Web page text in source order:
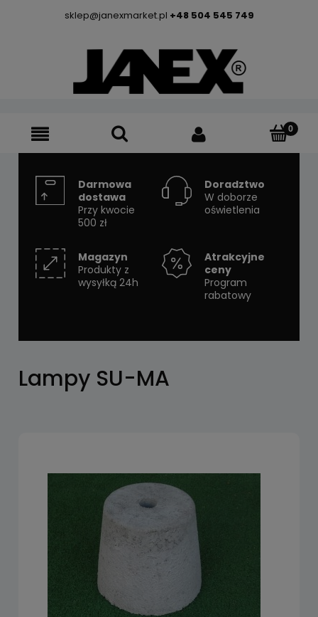
sklep@janexmarket.pl +48 504 545 749
Darmowa
dostawa
Przy kwocie
500 zł
Doradztwo
W doborze
oświetlenia
Magazyn
Produkty z
wysyłką 24h
Atrakcyjne
ceny
Program
rabatowy
Lampy SU-MA